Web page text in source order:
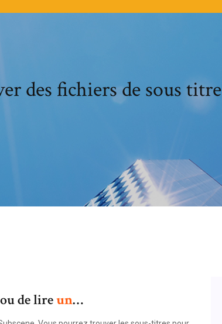
des fichiers de sous
ou de lireun…